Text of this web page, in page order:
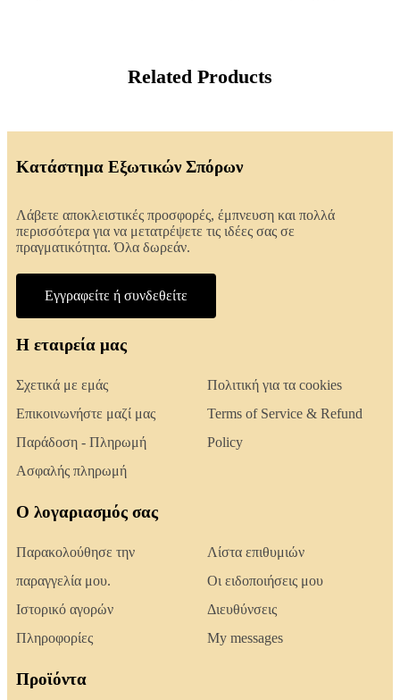
Related Products
Κατάστημα Εξωτικών Σπόρων
Λάβετε αποκλειστικές προσφορές, έμπνευση και πολλά
περισσότερα για να μετατρέψετε τις ιδέες σας σε
πραγματικότητα. Όλα δωρεάν.
Εγγραφείτε ή συνδεθείτε
Η εταιρεία μας
Σχετικά με εμάς
Επικοινωνήστε μαζί μας
Παράδοση - Πληρωμή
Ασφαλής πληρωμή
Πολιτική για τα cookies
Terms of Service & Refund
Policy
Ο λογαριασμός σας
Παρακολούθησε την
παραγγελία μου.
Ιστορικό αγορών
Πληροφορίες
Λίστα επιθυμιών
Οι ειδοποιήσεις μου
Διευθύνσεις
My messages
Προϊόντα